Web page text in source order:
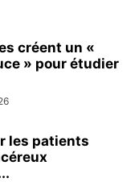
créent un «
» pour étudier
les patients